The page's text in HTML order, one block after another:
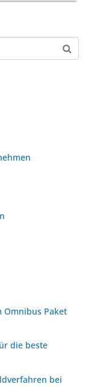
Omnibus Paket
die beste
bei